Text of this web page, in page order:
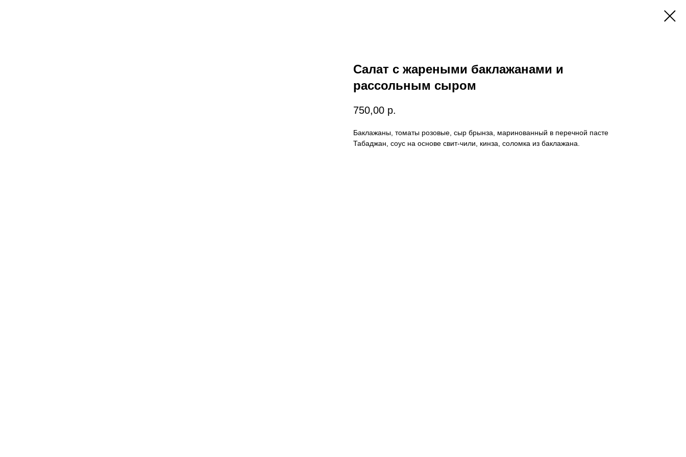
Салат с жареными баклажанами и
рассольным сыром
750,00 р.
Баклажаны, томаты розовые, сыр брынза, маринованный в перечной пасте
Табаджан, соус на основе свит-чили, кинза, соломка из баклажана.